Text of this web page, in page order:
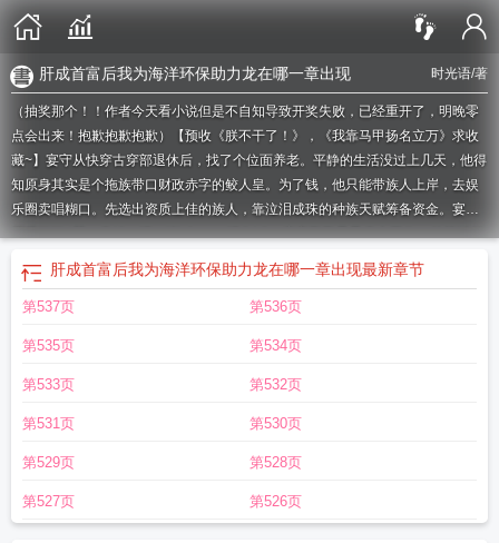
时光语/著
肝成首富后我为海洋环保助力龙在哪一章出现
（抽奖那个！！作者今天看小说但是不自知导致开奖失败，已经重开了，明晚零
点会出来！抱歉抱歉抱歉）【预收《朕不干了！》，《我靠马甲扬名立万》求收
藏~】宴守从快穿古穿部退休后，找了个位面养老。平静的生活没过上几天，他得
知原身其实是个拖族带口财政赤字的鲛人皇。为了钱，他只能带族人上岸，去娱
乐圈卖唱糊口。先选出资质上佳的族人，靠泣泪成珠的种族天赋筹备资金。宴守
眉眼沉沉:“哭，卖钱，懂？”族人:……懂QAQ！宴守勤勤恳恳卖力工作，总算以低
成本把族人都捧（养）红（肥），能养老了，结果海洋老家又被污染了宴守:……
他阴着脸继续苦肝。*据传，宴首富的一生颇据传奇色彩，他来自穷乡僻壤，“大
字不识”，偏偏眼光独到富有远见:他带出的明星都成了各个领域的大佬他创办的服
他下一步计划时，首富转眼就挥掷千金，只为修复受污染的海洋环境！众人热泪
盈眶:这是何等大无畏的奉献精神！我直接嗨，老公！！！*海洋生态系统恢复后，
话少的宴守言简意赅:这就像装修。他眼神平静:总得花大价钱，让自己后半生住得
舒服。记者尬笑:您真幽默……宴守点头:海洋是我家。记者:……真，真不愧是大
沙雕经营类爽文。3.本文跨度大元素杂（什么生意都可能出现），篇幅长（预计
百万起），配角可能有cp（程度参照上本）最后，欢迎入坑么么啾！
肝成首富后我为海洋环保助力龙在哪一章出现最新章节
第537页 第536页
第535页 第534页
第533页 第532页
第531页 第530页
第529页 第528页
第527页 第526页